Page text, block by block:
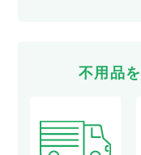
不用品を